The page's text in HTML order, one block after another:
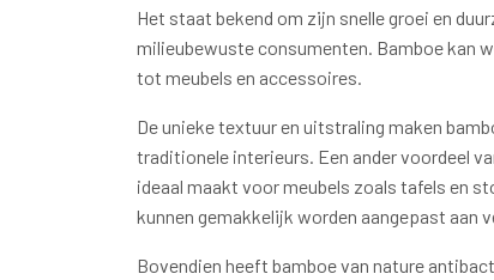
Het staat bekend om zijn snelle groei en
milieubewuste consumenten. Bamboe kan
tot meubels en accessoires.
De unieke textuur en uitstraling maken
traditionele interieurs. Een ander voordeel
ideaal maakt voor meubels zoals tafels en
kunnen gemakkelijk worden aangepast aan
Bovendien heeft bamboe van nature